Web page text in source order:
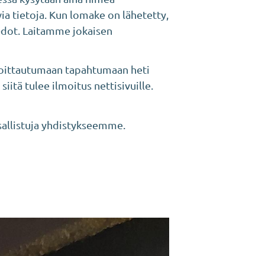
tietoja. Kun lomake on lähetetty,
Laitamme jokaisen
tapahtumaan heti
siitä tulee ilmoitus nettisivuille.
yhdistykseemme.